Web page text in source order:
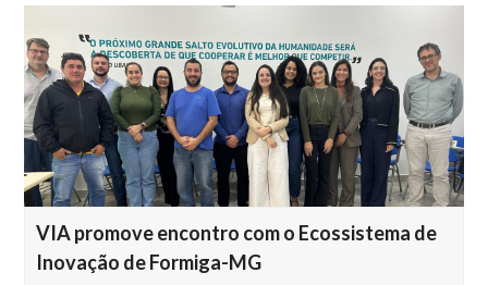
VIA promove encontro com o Ecossistema de
Inovação de Formiga-MG